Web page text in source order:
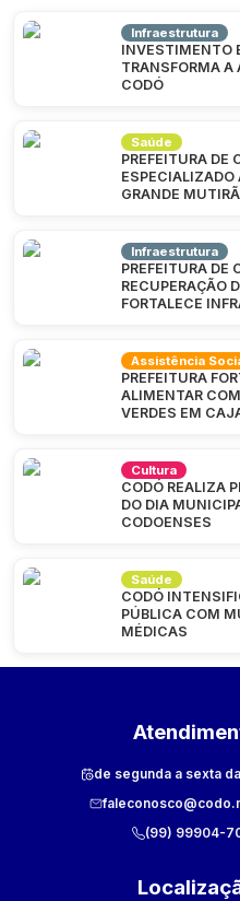
Infraestrutura
INVESTIMENTO
TRANSFORMA A
CODÓ
Saúde
PREFEITURA DE
ESPECIALIZADO
GRANDE
Infraestrutura
PREFEITURA DE
RECUPERAÇÃO
FORTALECE
Assistência
PREFEITURA
ALIMENTAR
VERDES EM
Cultura
CODÓ REALIZA
DO DIA
CODOENSES
Saúde
CODÓ
PÚBLICA COM
MÉDICAS
de segunda a sexta
(99) 99904-